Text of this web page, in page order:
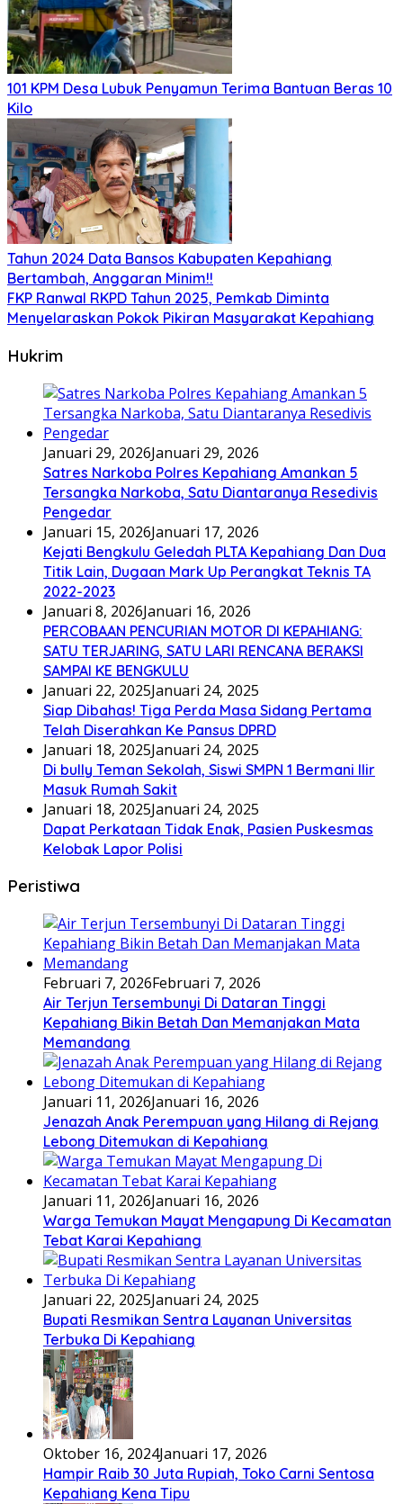
101 KPM Desa Lubuk Penyamun Terima Bantuan Beras 10
Kilo
Tahun 2024 Data Bansos Kabupaten Kepahiang
Bertambah, Anggaran Minim!!
FKP Ranwal RKPD Tahun 2025, Pemkab Diminta
Menyelaraskan Pokok Pikiran Masyarakat Kepahiang
Hukrim
Januari 29, 2026Januari 29, 2026
Satres Narkoba Polres Kepahiang Amankan 5
Tersangka Narkoba, Satu Diantaranya Resedivis
Pengedar
Januari 15, 2026Januari 17, 2026
Kejati Bengkulu Geledah PLTA Kepahiang Dan Dua
Titik Lain, Dugaan Mark Up Perangkat Teknis TA
2022-2023
Januari 8, 2026Januari 16, 2026
PERCOBAAN PENCURIAN MOTOR DI KEPAHIANG:
SATU TERJARING, SATU LARI RENCANA BERAKSI
SAMPAI KE BENGKULU
Januari 22, 2025Januari 24, 2025
Siap Dibahas! Tiga Perda Masa Sidang Pertama
Telah Diserahkan Ke Pansus DPRD
Januari 18, 2025Januari 24, 2025
Di bully Teman Sekolah, Siswi SMPN 1 Bermani Ilir
Masuk Rumah Sakit
Januari 18, 2025Januari 24, 2025
Dapat Perkataan Tidak Enak, Pasien Puskesmas
Kelobak Lapor Polisi
Peristiwa
Februari 7, 2026Februari 7, 2026
Air Terjun Tersembunyi Di Dataran Tinggi
Kepahiang Bikin Betah Dan Memanjakan Mata
Memandang
Januari 11, 2026Januari 16, 2026
Jenazah Anak Perempuan yang Hilang di Rejang
Lebong Ditemukan di Kepahiang
Januari 11, 2026Januari 16, 2026
Warga Temukan Mayat Mengapung Di Kecamatan
Tebat Karai Kepahiang
Januari 22, 2025Januari 24, 2025
Bupati Resmikan Sentra Layanan Universitas
Terbuka Di Kepahiang
Oktober 16, 2024Januari 17, 2026
Hampir Raib 30 Juta Rupiah, Toko Carni Sentosa
Kepahiang Kena Tipu